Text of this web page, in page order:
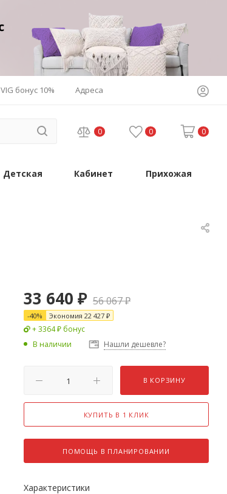
VIG бонус 10% Адреса
0 0 0
Детская Кабинет Прихожая
33 640 ₽ 56 067₽
-40% Экономия 22 427 ₽
+ 3364 ₽ бонус
В наличии
Нашли дешевле?
В КОРЗИНУ
КУПИТЬ В 1 КЛИК
ПОМОЩЬ В ПЛАНИРОВАНИИ
Характеристики